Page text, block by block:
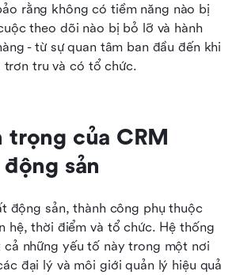
rằng không có tiềm năng nào bị
theo dõi nào bị bỏ lỡ và hành
- từ sự quan tâm ban đầu đến khi
trơn tru và có tổ chức.
trọng của CRM
sản
động sản, thành công phụ thuộc
hệ, thời điểm và tổ chức. Hệ thống
những yếu tố này trong một nơi
đại lý và môi giới quản lý hiệu quả